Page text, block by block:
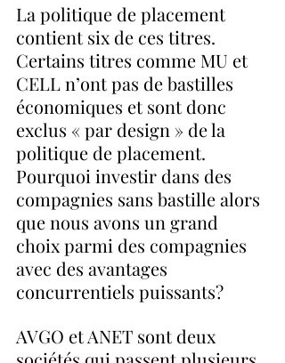
La politique de placement
contient six de ces titres.
Certains titres comme MU et
CELL n’ont pas de bastilles
économiques et sont donc
exclus « par design » de la
politique de placement.
Pourquoi investir dans des
compagnies sans bastille alors
que nous avons un grand
choix parmi des compagnies
avec des avantages
concurrentiels puissants?
AVGO et ANET sont deux